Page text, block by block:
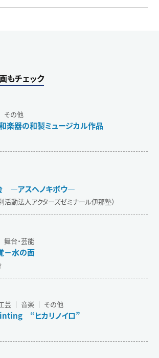
もチェック
その他
和楽器の和製ミュージカル作品
―アスヘノキボウ―
動法人アクターズゼミナール伊那塾）
舞台・芸能
－水の面
芸 ｜ 音楽 ｜ その他
“ヒカリノイロ”